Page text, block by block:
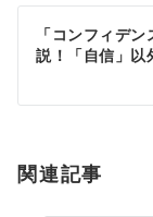
ン
「コンフィデ
説！「自信」以
関連記事